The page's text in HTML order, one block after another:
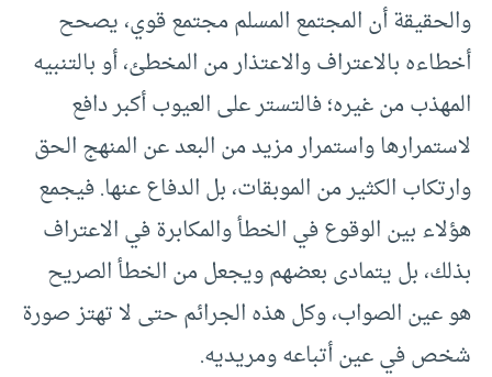
والحقيقة أن المجتمع المسلم مجتمع قوي، يصحح
أخطاءه بالاعتراف والاعتذار من المخطئ، أو بالتنبيه
المهذب من غيره؛ فالتستر على العيوب أكبر دافع
لاستمرارها واستمرار مزيد من البعد عن المنهج الحق
وارتكاب الكثير من الموبقات، بل الدفاع عنها. فيجمع
هؤلاء بين الوقوع في الخطأ والمكابرة في الاعتراف
بذلك، بل يتمادى بعضهم ويجعل من الخطأ الصريح
هو عين الصواب، وكل هذه الجرائم حتى لا تهتز صورة
شخص في عين أتباعه ومريديه.